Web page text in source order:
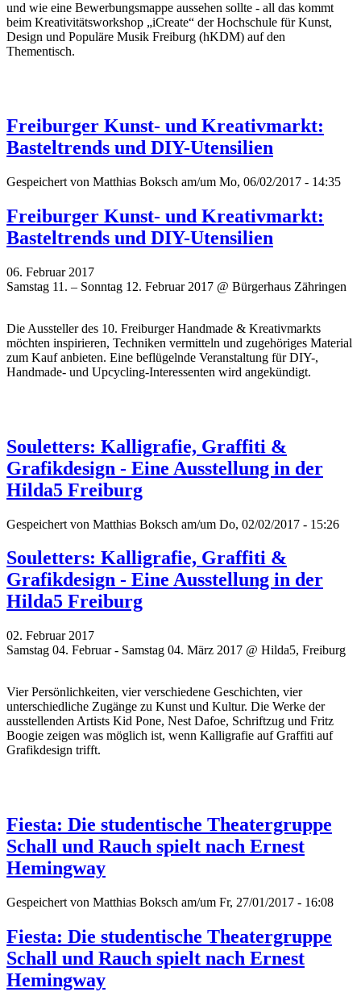
und wie eine Bewerbungsmappe aussehen sollte - all das kommt
beim Kreativitätsworkshop „iCreate“ der Hochschule für Kunst,
Design und Populäre Musik Freiburg (hKDM) auf den
Thementisch.
Freiburger Kunst- und Kreativmarkt:
Basteltrends und DIY-Utensilien
Gespeichert von Matthias Boksch am/um Mo, 06/02/2017 - 14:35
Freiburger Kunst- und Kreativmarkt:
Basteltrends und DIY-Utensilien
06. Februar 2017
Samstag 11. – Sonntag 12. Februar 2017 @ Bürgerhaus Zähringen
Die Aussteller des 10. Freiburger Handmade & Kreativmarkts
möchten inspirieren, Techniken vermitteln und zugehöriges Material
zum Kauf anbieten. Eine beflügelnde Veranstaltung für DIY-,
Handmade- und Upcycling-Interessenten wird angekündigt.
Souletters: Kalligrafie, Graffiti &
Grafikdesign - Eine Ausstellung in der
Hilda5 Freiburg
Gespeichert von Matthias Boksch am/um Do, 02/02/2017 - 15:26
Souletters: Kalligrafie, Graffiti &
Grafikdesign - Eine Ausstellung in der
Hilda5 Freiburg
02. Februar 2017
Samstag 04. Februar - Samstag 04. März 2017 @ Hilda5, Freiburg
Vier Persönlichkeiten, vier verschiedene Geschichten, vier
unterschiedliche Zugänge zu Kunst und Kultur. Die Werke der
ausstellenden Artists Kid Pone, Nest Dafoe, Schriftzug und Fritz
Boogie zeigen was möglich ist, wenn Kalligrafie auf Graffiti auf
Grafikdesign trifft.
Fiesta: Die studentische Theatergruppe
Schall und Rauch spielt nach Ernest
Hemingway
Gespeichert von Matthias Boksch am/um Fr, 27/01/2017 - 16:08
Fiesta: Die studentische Theatergruppe
Schall und Rauch spielt nach Ernest
Hemingway